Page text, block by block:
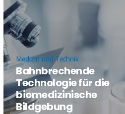
Medizin und Technik
Bahnbrechende
Technologie für die
biomedizinische
Bildgebung